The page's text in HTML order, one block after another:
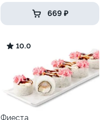
669 ₽
10.0
Фиеста